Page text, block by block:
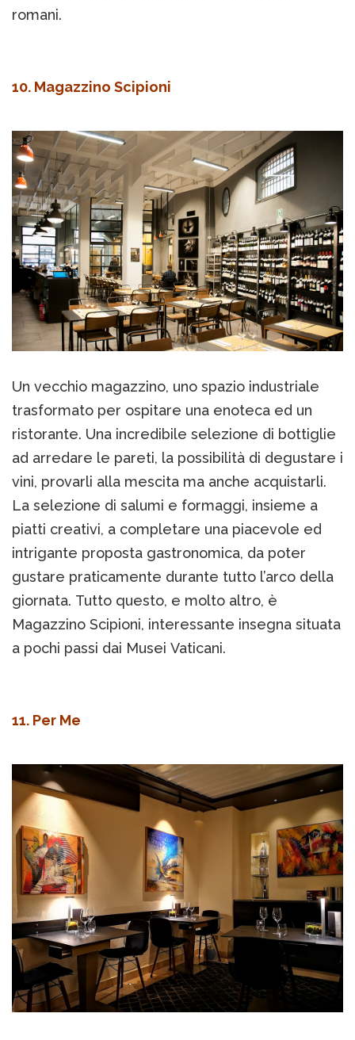
romani.
10. Magazzino Scipioni
Un vecchio magazzino, uno spazio industriale
trasformato per ospitare una enoteca ed un
ristorante. Una incredibile selezione di bottiglie
ad arredare le pareti, la possibilità di degustare i
vini, provarli alla mescita ma anche acquistarli.
La selezione di salumi e formaggi, insieme a
piatti creativi, a completare una piacevole ed
intrigante proposta gastronomica, da poter
gustare praticamente durante tutto l’arco della
giornata. Tutto questo, e molto altro, è
Magazzino Scipioni, interessante insegna situata
a pochi passi dai Musei Vaticani.
11. Per Me